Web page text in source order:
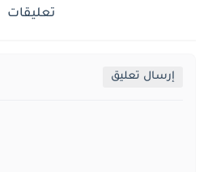
تعليقات
إرسال تعليق